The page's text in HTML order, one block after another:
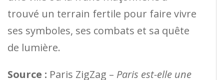
trouvé un terrain fertile pour faire vivre
ses symboles, ses combats et sa quête
de lumière.
Source : Paris ZigZag – Paris est-elle une